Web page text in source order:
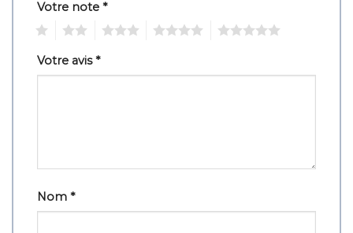
Votre note *
Votre avis*
Nom *